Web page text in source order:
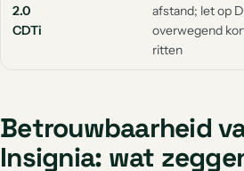
2.0
CDTi
afstand; let op
overwegend
ritten
Betrouwbaarheid
Insignia: wat